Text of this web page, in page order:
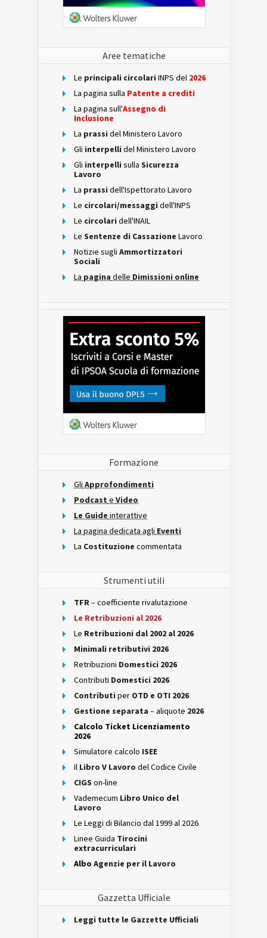
Aree tematiche
Le principali circolari INPS del 2026
La pagina sulla Patente a crediti
La pagina sull'Assegno di
Inclusione
La prassi del Ministero Lavoro
Gli interpelli del Ministero Lavoro
Gli interpelli sulla Sicurezza
Lavoro
La prassi dell'Ispettorato Lavoro
Le circolari/messaggi dell'INPS
Le circolari dell'INAIL
Le Sentenze di Cassazione Lavoro
Notizie sugli Ammortizzatori
Sociali
La pagina delle Dimissioni online
Formazione
Gli Approfondimenti
Podcast e Video
Le Guide interattive
La pagina dedicata agli Eventi
La Costituzione commentata
Strumenti utili
TFR– coefficiente rivalutazione
Le Retribuzioni al 2026
Le Retribuzioni dal 2002 al 2026
Minimali retributivi 2026
Retribuzioni Domestici 2026
Contributi Domestici 2026
Contributi per OTD e OTI 2026
Gestione separata – aliquote 2026
Calcolo Ticket Licenziamento
2026
Simulatore calcolo ISEE
Il Libro V Lavoro del Codice Civile
CIGS on-line
Vademecum Libro Unico del
Lavoro
Le Leggi di Bilancio dal 1999 al 2026
Linee Guida Tirocini
extracurriculari
Albo Agenzie per il Lavoro
Gazzetta Ufficiale
Leggi tutte le Gazzette Ufficiali